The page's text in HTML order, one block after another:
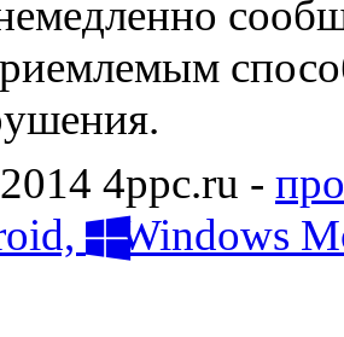
4ppc.ru -
Windows